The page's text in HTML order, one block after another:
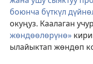
боюнча бүткүл
окуңуз. Каалаган
жөндөөлөрүнө»
ылайыктап жөндөп
Copyright© 2026 Watch
КОЛДОНУУ ШАРТТАРЫ|